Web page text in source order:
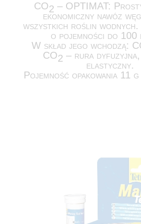
CO2 – OPTIMAT:
ekonomiczny nawóz
wszystkich roślin
o pojemności do
W skład jego wchodzą:
CO2 – rura dyfuzyjna,
elastyczny.
Pojemność opakowania 11